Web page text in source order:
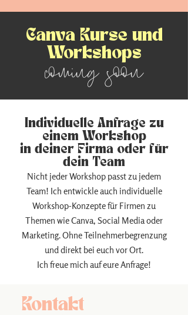
Canva Kurse und
Workshops
coming soon
Individuelle Anfrage zu
einem Workshop
in deiner Firma oder für
dein Team
Nicht jeder Workshop passt zu jedem
Team! Ich entwickle auch individuelle
Workshop-Konzepte für Firmen zu
Themen wie Canva, Social Media oder
Marketing. Ohne Teilnehmerbegrenzung
und direkt bei euch vor Ort.
Ich freue mich auf eure Anfrage!
Kontakt